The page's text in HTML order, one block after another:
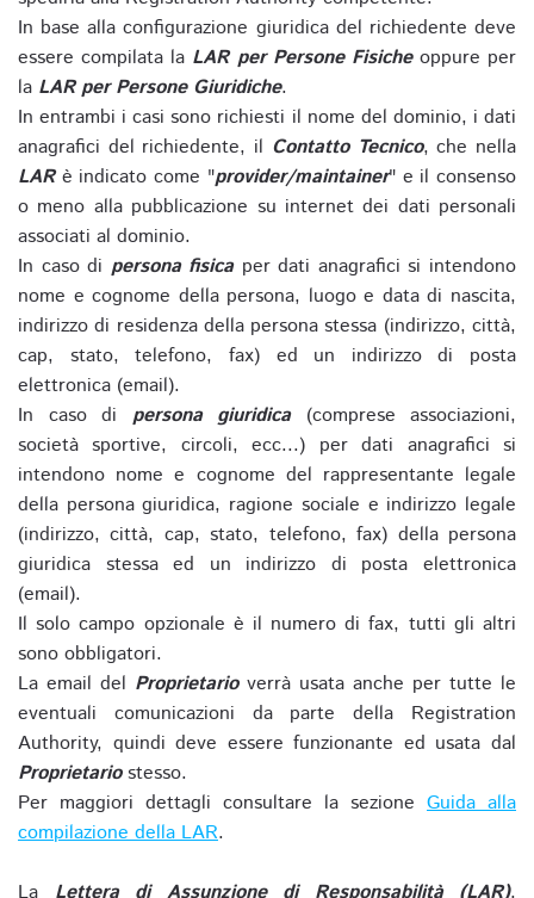
In base alla configurazione giuridica del richiedente deve
essere compilata la LAR per Persone Fisicheoppure per
la LAR per Persone Giuridiche.
In entrambi i casi sono richiesti il nome del dominio, i dati
anagrafici del richiedente, il Contatto Tecnico, che nella
LARè indicato come "provider/maintainer" e il consenso
o meno alla pubblicazione su internet dei dati personali
associati al dominio.
In caso di persona fisicaper dati anagrafici si intendono
nome e cognome della persona, luogo e data di nascita,
indirizzo di residenza della persona stessa (indirizzo, città,
cap, stato, telefono, fax) ed un indirizzo di posta
elettronica (email).
In caso di persona giuridica(comprese associazioni,
società sportive, circoli, ecc...) per dati anagrafici si
intendono nome e cognome del rappresentante legale
della persona giuridica, ragione sociale e indirizzo legale
(indirizzo, città, cap, stato, telefono, fax) della persona
giuridica stessa ed un indirizzo di posta elettronica
(email).
Il solo campo opzionale è il numero di fax, tutti gli altri
sono obbligatori.
La email del Proprietarioverrà usata anche per tutte le
eventuali comunicazioni da parte della Registration
Authority, quindi deve essere funzionante ed usata dal
Proprietariostesso.
Per maggiori dettagli consultare la sezione Guida alla
compilazione della LAR.